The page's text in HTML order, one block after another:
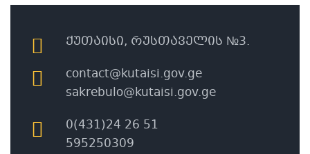
ქუთაისი, რუსთაველის №3.
contact@kutaisi.gov.ge
sakrebulo@kutaisi.gov.ge
0(431)24 26 51
595250309